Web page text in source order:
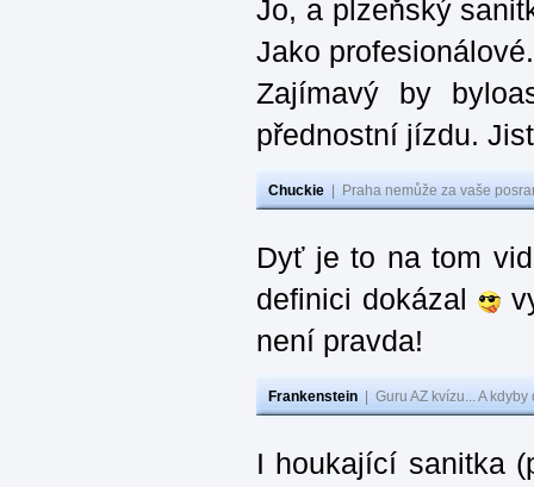
Jo, a plzeňský
Jako profesionálové.
Zajímavý by
přednostní jízdu.
Chuckie Praha nemůže za vaše
Dyť je to na tom
definici dokázal
není pravda!
Frankenstein Guru AZ kvízu... A
I houkající sanitka